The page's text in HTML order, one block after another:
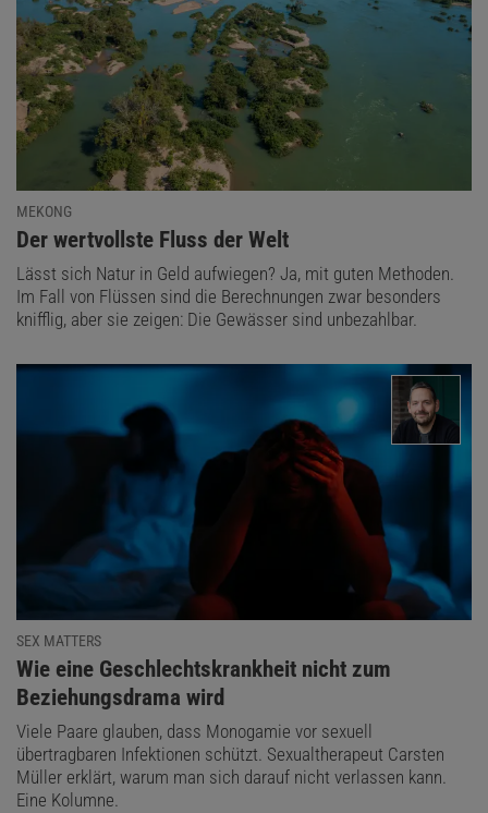
MEKONG
:
Der wertvollste Fluss der Welt
Lässt sich Natur in Geld aufwiegen? Ja, mit guten Methoden.
Im Fall von Flüssen sind die Berechnungen zwar besonders
knifflig, aber sie zeigen: Die Gewässer sind unbezahlbar.
SEX MATTERS
:
Wie eine Geschlechtskrankheit nicht zum
Beziehungsdrama wird
Viele Paare glauben, dass Monogamie vor sexuell
übertragbaren Infektionen schützt. Sexualtherapeut Carsten
Müller erklärt, warum man sich darauf nicht verlassen kann.
Eine Kolumne.